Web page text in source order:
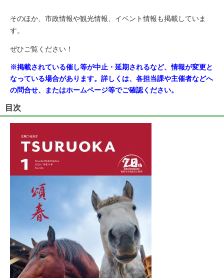
そのほか、市政情報や観光情報、イベント情報も掲載していま
す。
ぜひご覧ください！
※掲載されている催し等が中止・延期されるなど、情報が変更と
なっている場合があります。詳しくは、各担当課や主催者などへ
の問合せ、またはホームページ等でご確認ください。
目次